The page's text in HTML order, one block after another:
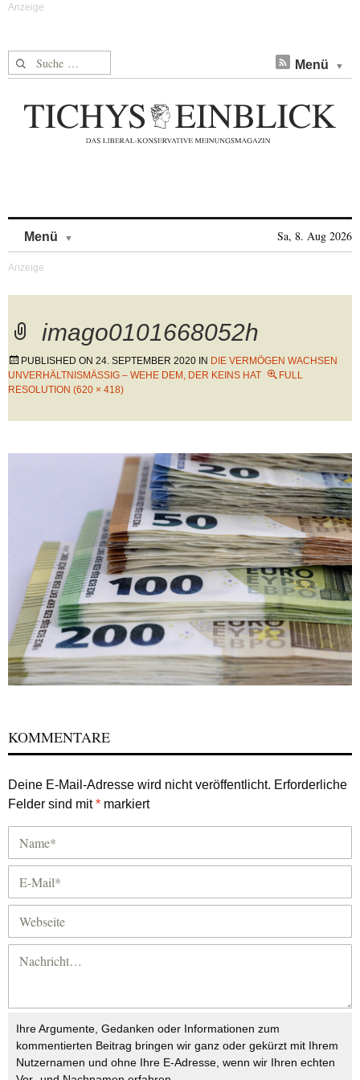
Suche nach: Menü
Menü Sa, 8. Aug 2026
imago0101668052h
PUBLISHED ON 24. SEPTEMBER 2020 IN DIE VERMÖGEN WACHSEN
UNVERHÄLTNISMÄSSIG – WEHE DEM, DER KEINS HAT
FULL
RESOLUTION (620 × 418)
KOMMENTARE
Deine E-Mail-Adresse wird nicht veröffentlicht. Erforderliche
Felder sind mit* markiert
Ihre Argumente, Gedanken oder Informationen zum
kommentierten Beitrag bringen wir ganz oder gekürzt mit Ihrem
Nutzernamen und ohne Ihre E-Adresse, wenn wir Ihren echten